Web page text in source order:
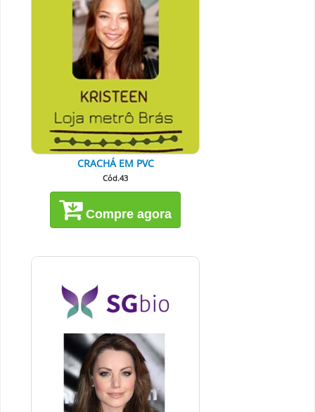
CRACHÁ EM PVC
Cód.43
Compre agora